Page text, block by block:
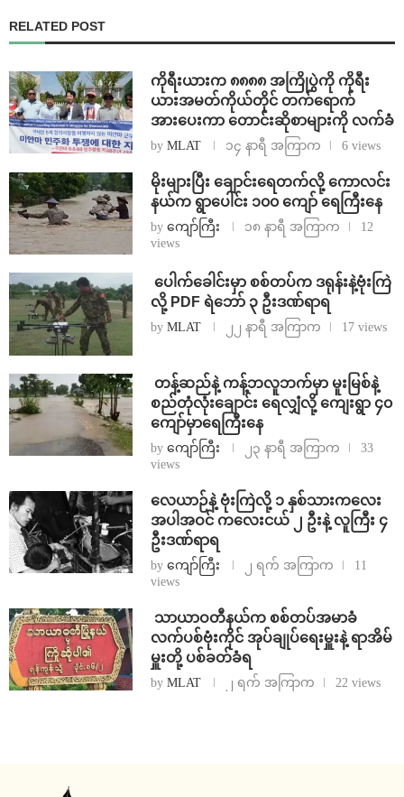
RELATED POST
ကိုရီးယားက ၈၈၈၈ အကြိုပွဲကို ကိုရီး
ယားအမတ်ကိုယ်တိုင် တက်ရောက်
အားပေးကာ တောင်းဆိုစာများကို လက်ခံ
by MLAT ၁၄ နာရီ အကြာက 6 views
⁨မိုးများပြီး ချောင်းရေတက်လို့ ကောလင်း
နယ်က ရွာပေါင်း ၁၀၀ ကျော် ရေကြီးနေ
by ကျော်ကြီး ၁၈ နာရီ အကြာက
12
views
⁩ ⁨ပေါက်ခေါင်းမှာ စစ်တပ်က ဒရုန်းနဲ့ဗုံးကြဲ
လို့ PDF ရဲဘော် ၃ ဦးဒဏ်ရာရ
by MLAT ၂၂ နာရီ အကြာက 17 views
⁩ ⁨တန့်ဆည်နဲ့ ကန့်ဘလူဘက်မှာ မူးမြစ်နဲ့
စည်တုံလုံးချောင်း ရေလျှံလို့ ကျေးရွာ ၄၀
ကျော်မှာရေကြီးနေ
by ကျော်ကြီး ၂၃ နာရီ အကြာက
33
views
⁨လေယာဉ်နဲ့ ဗုံးကြဲလို့ ၁ နှစ်သားကလေး
အပါအဝင် ကလေးငယ် ၂ ဦးနဲ့ လူကြီး ၄
ဦးဒဏ်ရာရ
by ကျော်ကြီး ၂ ရက် အကြာက
11
views
⁩ ⁨သာယာဝတီနယ်က စစ်တပ်အမာခံ
လက်ပစ်ဗုံးကိုင် အုပ်ချုပ်ရေးမှူးနဲ့ ရာအိမ်
မှူးတို့ ပစ်ခတ်ခံရ
by MLAT ၂ ရက် အကြာက 22 views